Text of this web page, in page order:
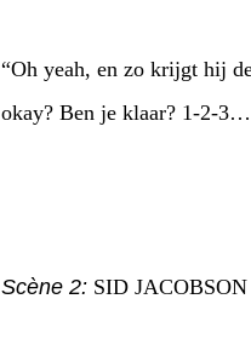
“Oh yeah, en zo krijgt hij
okay? Ben je klaar? 1-2-
Scène 2: SID